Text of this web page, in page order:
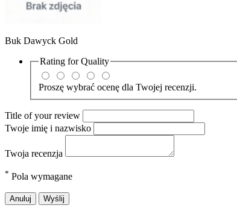
Buk Dawyck Gold
Rating forQuality
Proszę wybrać ocenę dla Twojej recenzji.
Title of your review
Twoje imię i nazwisko
Twoja recenzja
* Pola wymagane
Anuluj Wyślij